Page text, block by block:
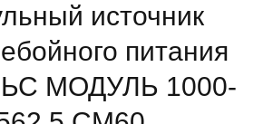
источник
питания
МОДУЛЬ 1000-